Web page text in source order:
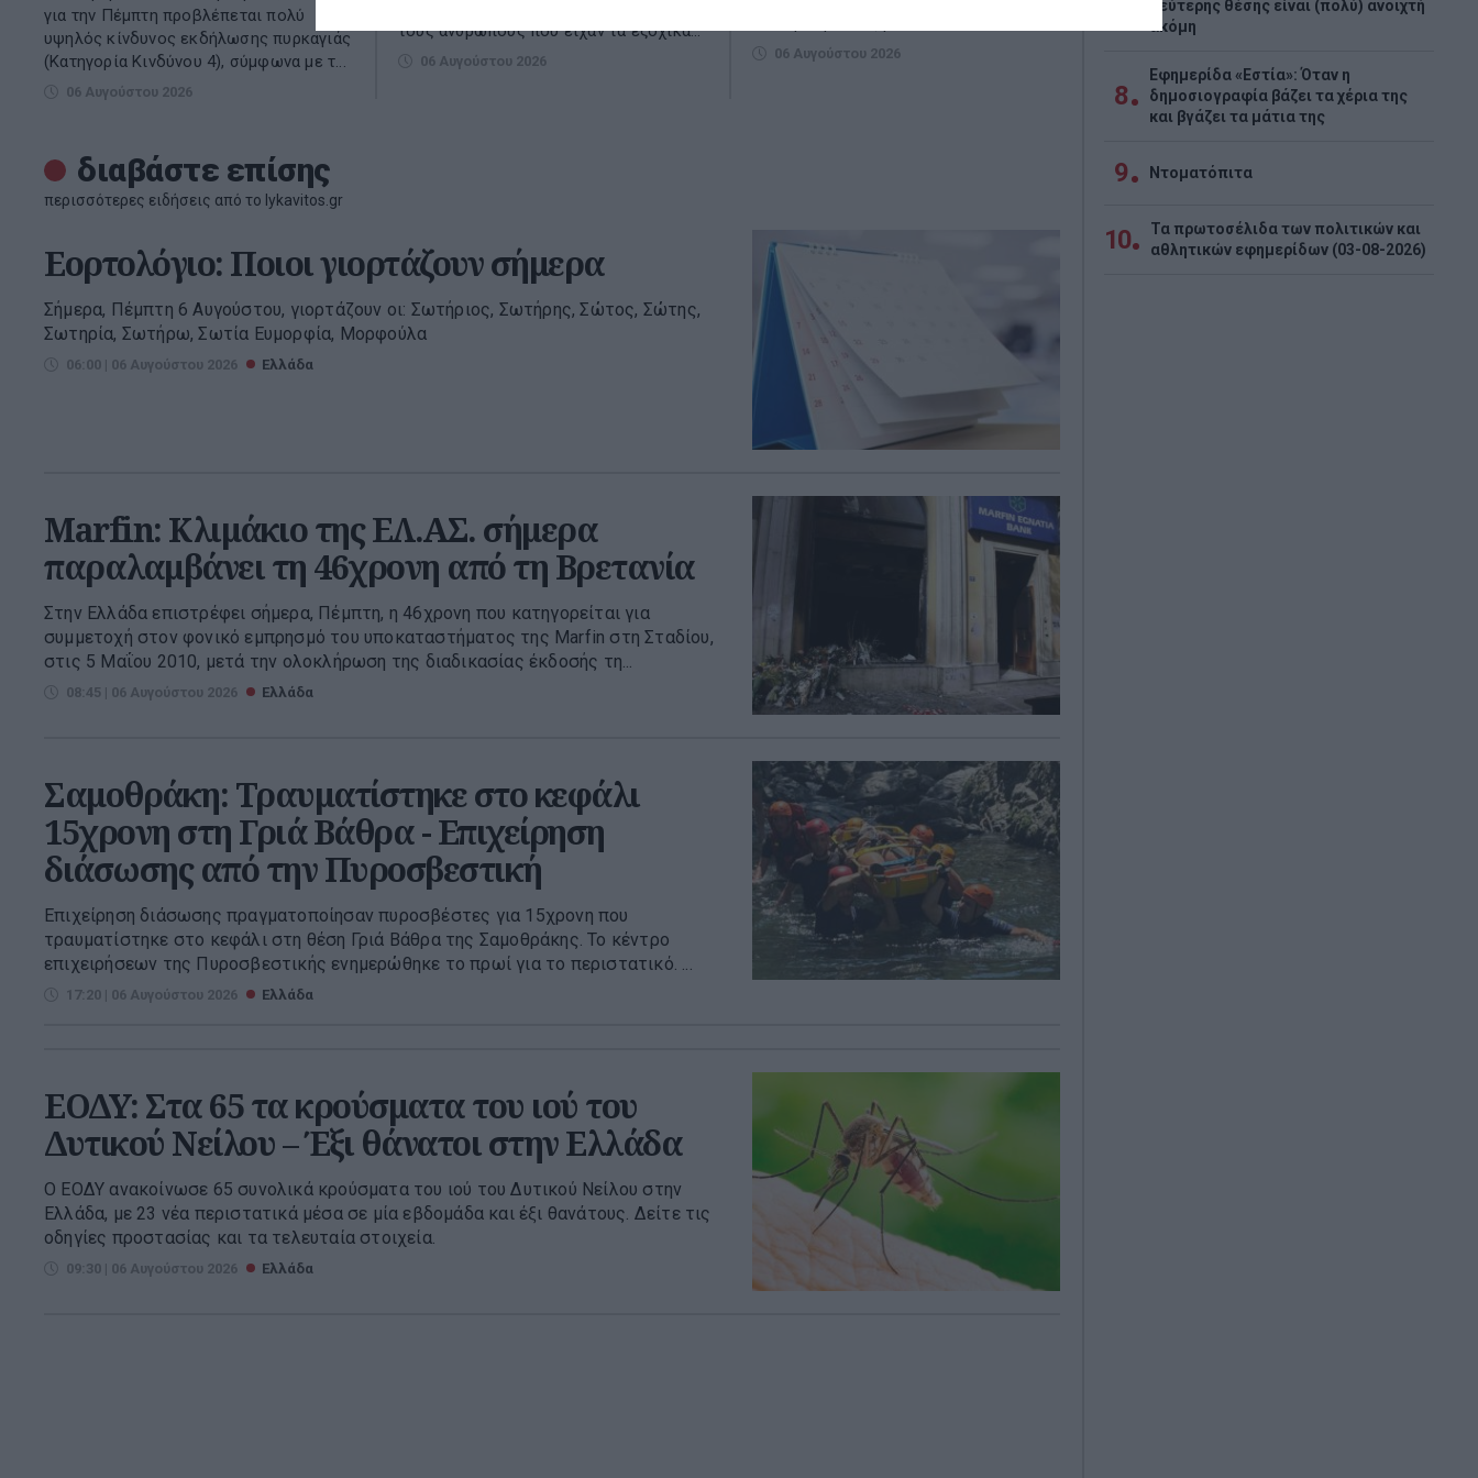
για την Πέμπτη προβλέπεται πολύ
υψηλός κίνδυνος εκδήλωσης πυρκαγιάς
(Κατηγορία Κινδύνου 4), σύμφωνα με τ...
06 Αυγούστου 2026
τους ανθρώπους που είχαν τα εξοχικά...
06 Αυγούστου 2026 06 Αυγούστου 2026
διαβάστε επίσης
περισσότερες ειδήσεις από το lykavitos.gr
Εορτολόγιο: Ποιοι γιορτάζουν σήμερα
Σήμερα, Πέμπτη 6 Αυγούστου, γιορτάζουν οι: Σωτήριος, Σωτήρης, Σώτος, Σώτης,
Σωτηρία, Σωτήρω, Σωτία Ευμορφία, Μορφούλα
06:00 | 06 Αυγούστου 2026 Ελλάδα
Marfin: Κλιμάκιο της ΕΛ.ΑΣ. σήμερα
παραλαμβάνει τη 46χρονη από τη Βρετανία
Στην Ελλάδα επιστρέφει σήμερα, Πέμπτη, η 46χρονη που κατηγορείται για
συμμετοχή στον φονικό εμπρησμό του υποκαταστήματος της Marfin στη Σταδίου,
στις 5 Μαΐου 2010, μετά την ολοκλήρωση της διαδικασίας έκδοσής τη...
08:45 | 06 Αυγούστου 2026 Ελλάδα
Σαμοθράκη: Τραυματίστηκε στο κεφάλι
15χρονη στη Γριά Βάθρα - Επιχείρηση
διάσωσης από την Πυροσβεστική
Επιχείρηση διάσωσης πραγματοποίησαν πυροσβέστες για 15χρονη που
τραυματίστηκε στο κεφάλι στη θέση Γριά Βάθρα της Σαμοθράκης. Το κέντρο
επιχειρήσεων της Πυροσβεστικής ενημερώθηκε το πρωί για το περιστατικό. ...
17:20 | 06 Αυγούστου 2026 Ελλάδα
ΕΟΔΥ: Στα 65 τα κρούσματα του ιού του
Δυτικού Νείλου – Έξι θάνατοι στην Ελλάδα
Ο ΕΟΔΥ ανακοίνωσε 65 συνολικά κρούσματα του ιού του Δυτικού Νείλου στην
Ελλάδα, με 23 νέα περιστατικά μέσα σε μία εβδομάδα και έξι θανάτους. Δείτε τις
οδηγίες προστασίας και τα τελευταία στοιχεία.
09:30 | 06 Αυγούστου 2026 Ελλάδα
δεύτερης θέσης είναι (πολύ) ανοιχτή
ακόμη
8
Εφημερίδα «Εστία»: Όταν η
δημοσιογραφία βάζει τα χέρια της
και βγάζει τα μάτια της
9 Ντοματόπιτα
10
Τα πρωτοσέλιδα των πολιτικών και
αθλητικών εφημερίδων (03-08-2026)